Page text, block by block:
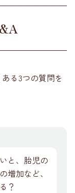
る3つの質問を
と、胎児の
増加など、
？